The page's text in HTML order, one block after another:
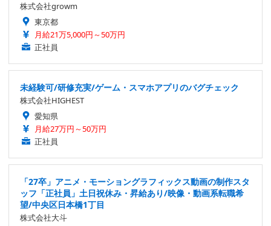
株式会社growm
東京都
月給21万5,000円～50万円
正社員
未経験可/研修充実/ゲーム・スマホアプリのバグチェック
株式会社HIGHEST
愛知県
月給27万円～50万円
正社員
「27卒」アニメ・モーショングラフィックス動画の制作スタ
ッフ「正社員」土日祝休み・昇給あり/映像・動画系転職希
望/中央区日本橋1丁目
株式会社大斗